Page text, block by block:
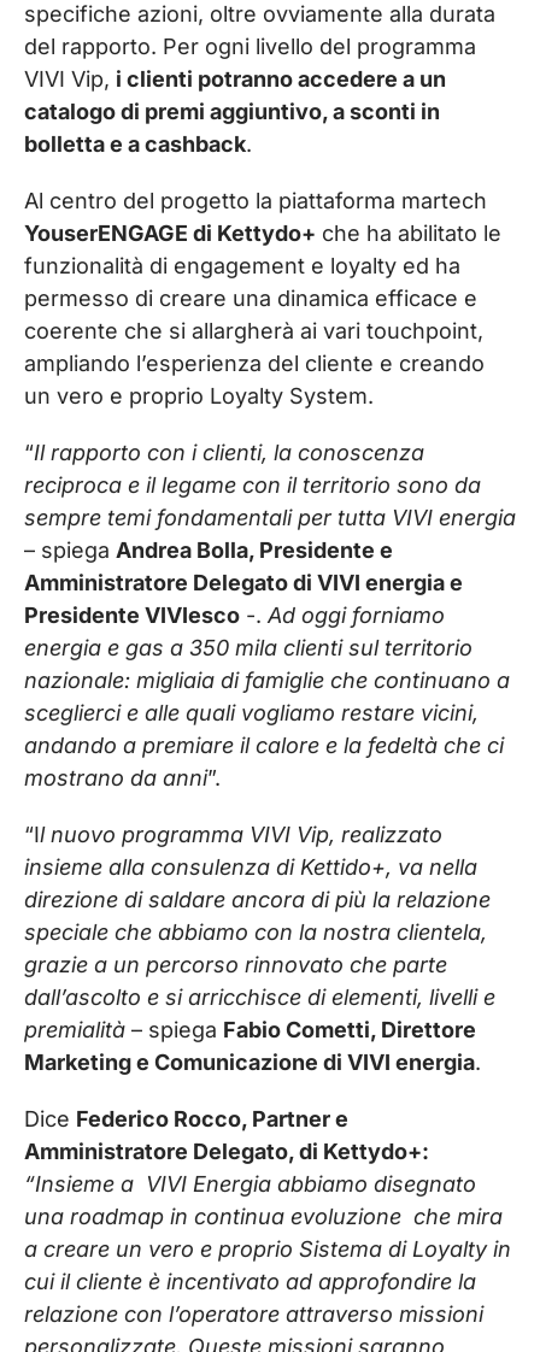
specifiche azioni, oltre ovviamente alla durata
del rapporto. Per ogni livello del programma
VIVI Vip, i clienti potranno accedere a un
catalogo di premi aggiuntivo, a sconti in
bolletta e a cashback.
Al centro del progetto la piattaforma martech
YouserENGAGE di Kettydo+ che ha abilitato le
funzionalità di engagement e loyalty ed ha
permesso di creare una dinamica efficace e
coerente che si allargherà ai vari touchpoint,
ampliando l’esperienza del cliente e creando
un vero e proprio Loyalty System.
“Il rapporto con i clienti, la conoscenza
reciproca e il legame con il territorio sono da
sempre temi fondamentali per tutta VIVI energia
– spiega Andrea Bolla, Presidente e
Amministratore Delegato di VIVI energia e
Presidente VIVIesco -. Ad oggi forniamo
energia e gas a 350 mila clienti sul territorio
nazionale: migliaia di famiglie che continuano a
sceglierci e alle quali vogliamo restare vicini,
andando a premiare il calore e la fedeltà che ci
mostrano da anni”.
“Il nuovo programma VIVI Vip, realizzato
insieme alla consulenza di Kettido+, va nella
direzione di saldare ancora di più la relazione
speciale che abbiamo con la nostra clientela,
grazie a un percorso rinnovato che parte
dall’ascolto e si arricchisce di elementi, livelli e
premialità – spiega Fabio Cometti, Direttore
Marketing e Comunicazione di VIVI energia.
Dice Federico Rocco, Partner e
Amministratore Delegato, di Kettydo+:
“Insieme a VIVI Energia abbiamo disegnato
una roadmap in continua evoluzione che mira
a creare un vero e proprio Sistema di Loyalty in
cui il cliente è incentivato ad approfondire la
relazione con l’operatore attraverso missioni
personalizzate. Queste missioni saranno